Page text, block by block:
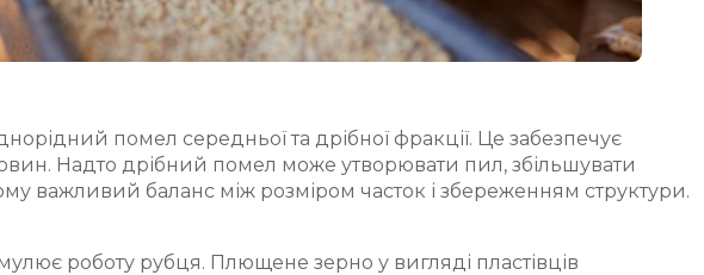
помел середньої та дрібної фракції. Це забезпечує
Надто дрібний помел може утворювати пил, збільшувати
важливий баланс між розміром часток і збереженням структури.
роботу рубця. Плющене зерно у вигляді пластівців